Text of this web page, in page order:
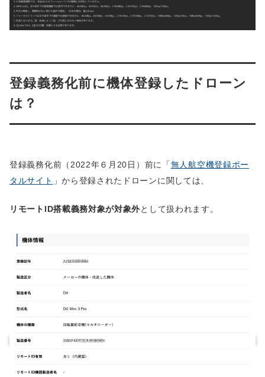
登録義務化前に機体登録したドローン
は？
登録義務化前（2022年６月20日）前に「無人航空機登録ポー
タルサイト 」から登録されたドローンに関しては、
リモートID搭載義務対象が対象外として扱われます。